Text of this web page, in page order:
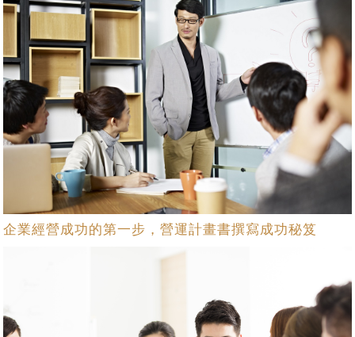
企業經營成功的第一步，營運計畫書撰寫成功秘笈